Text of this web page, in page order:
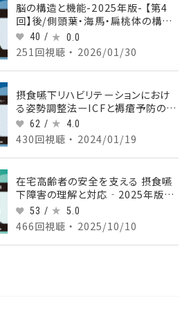
脳の構造と機能-2025年版- 【第4
回】後/側頭葉・海馬・扁桃体の構造
と機能 Part②側頭葉（高次な視覚
情報処理）
40 / 0.0
251回視聴 ・ 2026/01/30
摂食嚥下リハビリテーションにおけ
る姿勢調整法ーICFと褥瘡予防の観
点からー 【第5回】ベッド編 後編
Part④
62 / 4.0
430回視聴 ・ 2024/01/19
在宅高齢者の安全を支える 摂食嚥
下障害の理解と対応‐2025年版‐
【第2回】嚥下関連筋群 Part②
53 / 5.0
466回視聴 ・ 2025/10/10